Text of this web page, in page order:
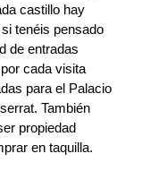
castillo hay
tenéis pensado
de entradas
cada visita
para el Palacio
También
propiedad
en taquilla.